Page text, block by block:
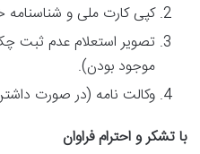
کپی کارت ملی و شناسنامه
تصویر استعلام عدم ثبت
موجود بودن).
وکالت نامه (در صورت
با تشکر و احترام فراوان